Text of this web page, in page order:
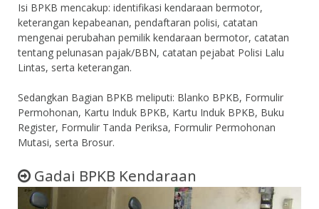
Isi BPKB mencakup: identifikasi kendaraan bermotor,
keterangan kepabeanan, pendaftaran polisi, catatan
mengenai perubahan pemilik kendaraan bermotor, catatan
tentang pelunasan pajak/BBN, catatan pejabat Polisi Lalu
Lintas, serta keterangan.
Sedangkan Bagian BPKB meliputi: Blanko BPKB, Formulir
Permohonan, Kartu Induk BPKB, Kartu Induk BPKB, Buku
Register, Formulir Tanda Periksa, Formulir Permohonan
Mutasi, serta Brosur.
Gadai BPKB Kendaraan